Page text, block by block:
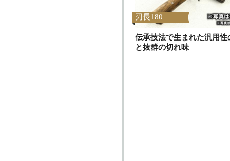
刃長180
伝承技法で生まれた汎用性
と抜群の切れ味